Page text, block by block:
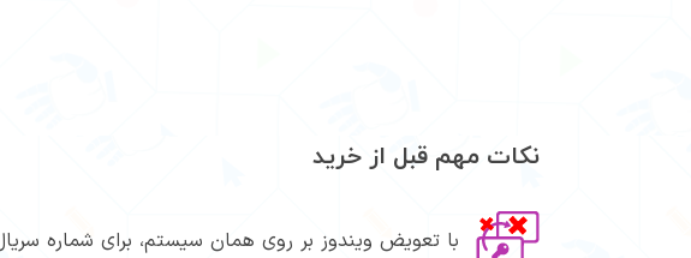
نکات مهم قبل از خرید
با تعویض ویندوز بر روی همان سیستم، برای شماره